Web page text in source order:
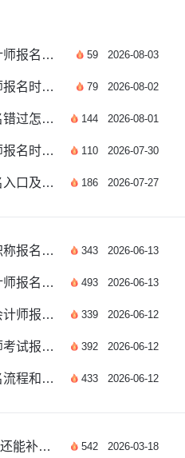
2027年广东省高级会计师报名月份及报考要点一览 59 2026-08-03
2027广东省高级会计师报名时间及报考要点汇总 79 2026-08-02
2027年高级会计师报名错过怎么办？应对方案汇总 144 2026-08-01
2027年浙江高级会计师报名时间及报考安排汇总 110 2026-07-30
2026年高级会计师报名入口及报名时间安排详解 186 2026-07-27
2026年浙江高级会计职称报名时间是哪天？ 343 2026-06-13
吉林省2026年高级会计师报名须知有哪些？ 493 2026-06-13
2026年黑龙江省高级会计师报名时间是哪天？ 339 2026-06-12
新疆2026年高级会计师考试报名须知有哪些？ 392 2026-06-12
2026年高级会计师报名流程和步骤是什么？ 433 2026-06-12
错过高级会计报名入口还能补报吗？ 542 2026-03-18